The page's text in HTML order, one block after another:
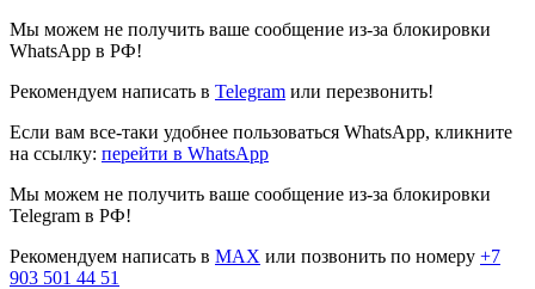
Мы можем не получить ваше сообщение из-за блокировки
WhatsApp в РФ!
Рекомендуем написать в Telegram или перезвонить!
Если вам все-таки удобнее пользоваться WhatsApp, кликните
на ссылку: перейти в WhatsApp
Мы можем не получить ваше сообщение из-за блокировки
Telegram в РФ!
Рекомендуем написать в MAX или позвонить по номеру +7
903 501 44 51